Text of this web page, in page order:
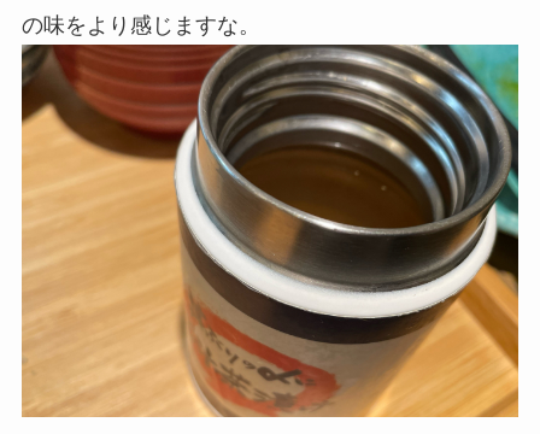
の味をより感じますな。